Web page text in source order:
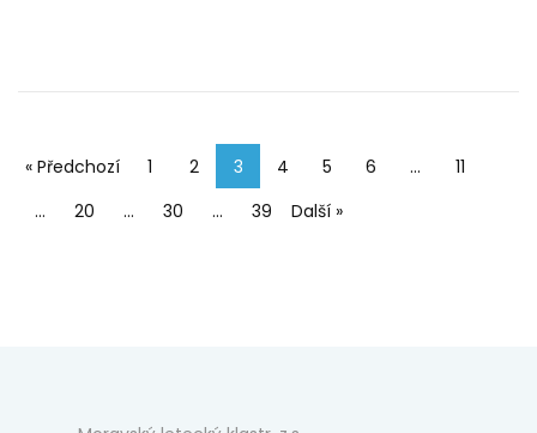
« Předchozí 1 2 3 4 5 6 …
11
…
20 … 30 … 39 Další »